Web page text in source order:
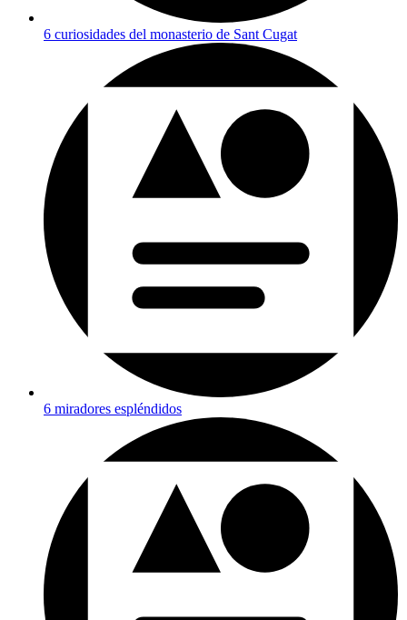
6 curiosidades del monasterio de Sant Cugat
6 miradores espléndidos